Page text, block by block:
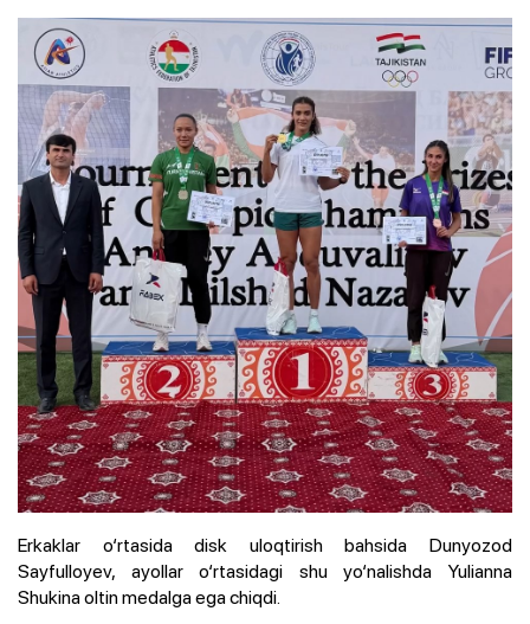
Erkaklar o‘rtasida disk uloqtirish bahsida Dunyozod
Sayfulloyev, ayollar o‘rtasidagi shu yo‘nalishda Yulianna
Shukina oltin medalga ega chiqdi.